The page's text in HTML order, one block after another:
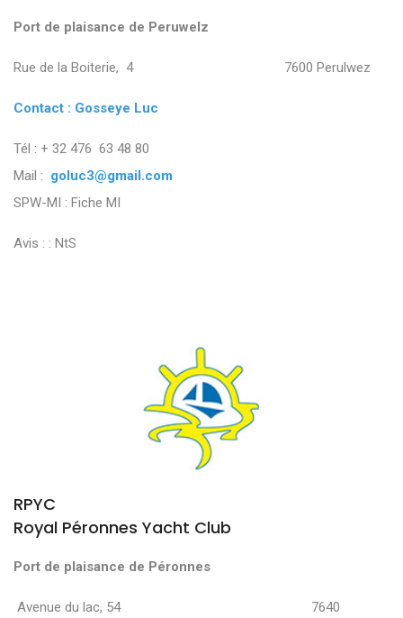
Port de plaisance de Peruwelz
Rue de la Boiterie, 4 7600 Perulwez
Contact : Gosseye Luc
Tél : + 32 476 63 48 80
Mail : goluc3@gmail.com
SPW-MI : Fiche MI
Avis : : NtS
RPYC
Royal Péronnes Yacht Club
Port de plaisance de Péronnes
Avenue du lac, 54 7640